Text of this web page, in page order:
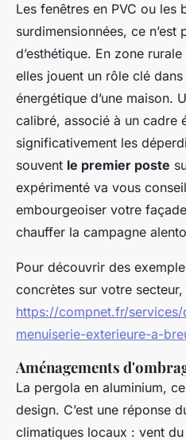
Les fenêtres en PVC ou les
surdimensionnées, ce n’est
d’esthétique. En zone
elles jouent un rôle clé
énergétique d’une maison.
calibré, associé à un cadre
significativement les
souvent le premier poste
expérimenté va vous
embourgeoiser votre
chauffer la campagne
Pour découvrir des
concrètes sur votre
https://compnet.fr/
menuiserie-exterieure-a-
Aménagements
La pergola en aluminium,
design. C’est une réponse
climatiques locaux : vent